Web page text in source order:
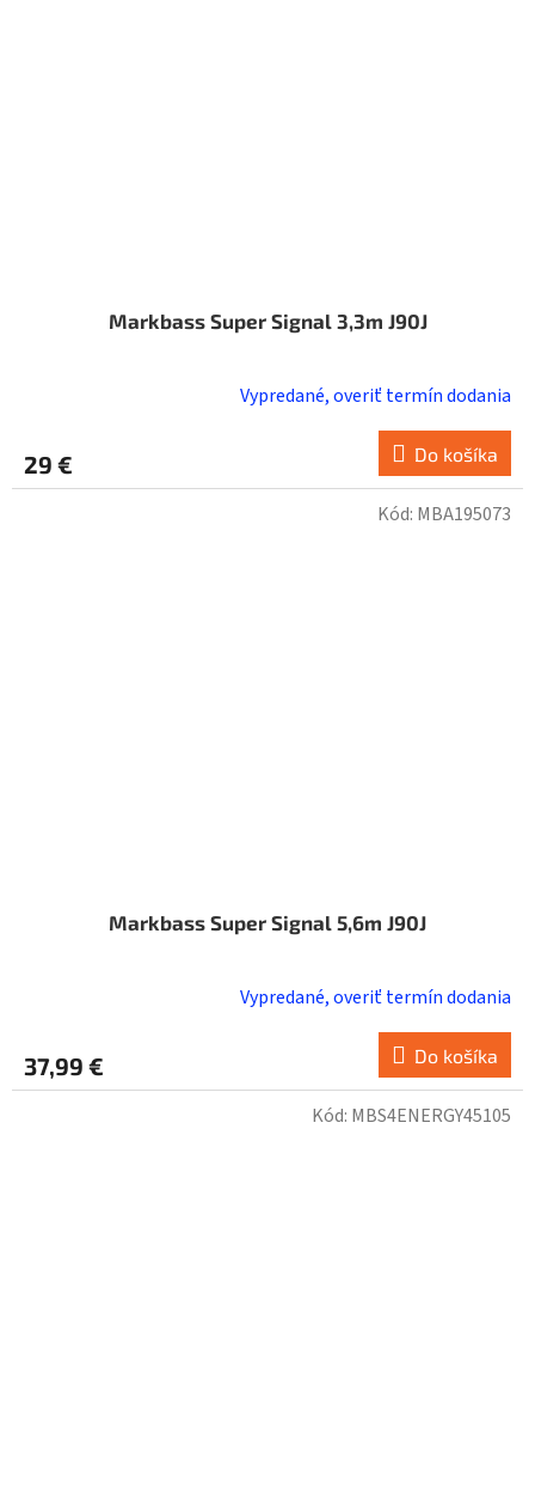
Markbass Super Signal 3,3m J90J
Vypredané, overiť termín dodania
29 € Do košíka
Markbass Super Signal 5,6m J90J
Vypredané, overiť termín dodania
37,99 € Do košíka
Kód: MBA195073
Kód: MBS4ENERGY45105